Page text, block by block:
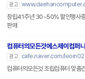
광고
창립41주년 30~50% 할인행사중 AIPC 50만에서 900만
판매
컴퓨터의모든것에스제이컴퍼니
광고
cafe.naver.com/
컴퓨터의모든것 조립컴퓨터 맞춤